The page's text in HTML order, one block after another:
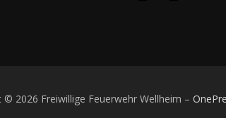
© 2026 Freiwillige Feuerwehr Wellheim –